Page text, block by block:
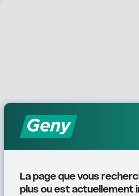
La page que vous
plus ou est actuellement